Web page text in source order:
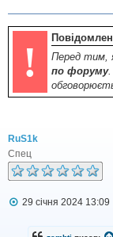
н
я
!
Перед тим,
по форуму.
RuS1k
Спец
П
29 січня 2024 13:09